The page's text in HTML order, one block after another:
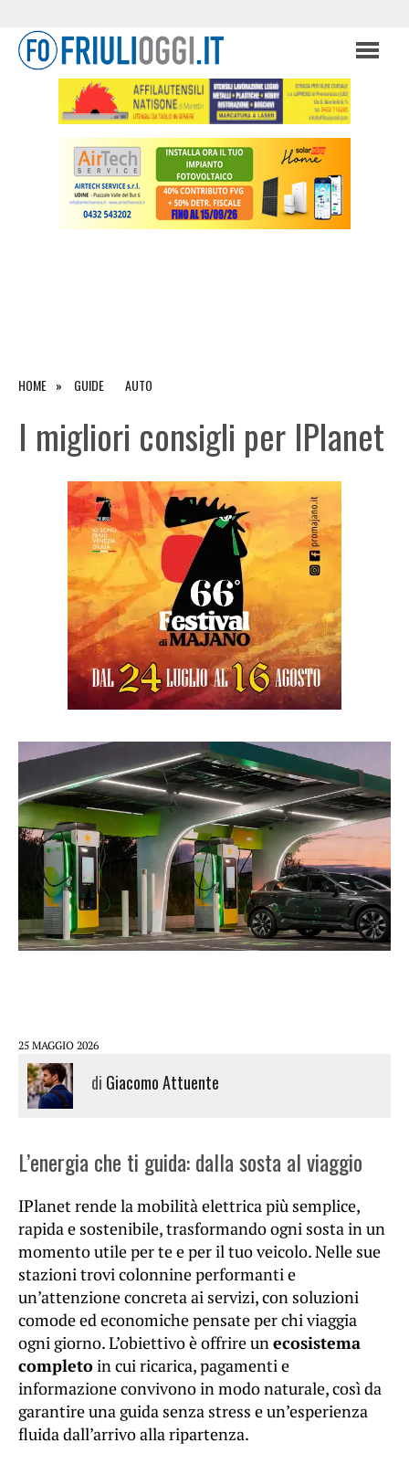
HOME GUIDE AUTO
I migliori consigli per IPlanet
25 MAGGIO 2026
di Giacomo Attuente
L’energia che ti guida: dalla sosta al viaggio
IPlanet rende la mobilità elettrica più semplice,
rapida e sostenibile, trasformando ogni sosta in un
momento utile per te e per il tuo veicolo. Nelle sue
stazioni trovi colonnine performanti e
un’attenzione concreta ai servizi, con soluzioni
comode ed economiche pensate per chi viaggia
ogni giorno. L’obiettivo è offrire unecosistema
completoin cui ricarica, pagamenti e
informazione convivono in modo naturale, così da
garantire una guida senza stress e un’esperienza
fluida dall’arrivo alla ripartenza.